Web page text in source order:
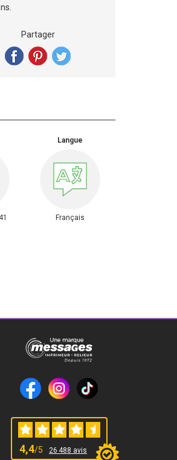
Partager
Langue
Français
4,4/5 26 488 avis